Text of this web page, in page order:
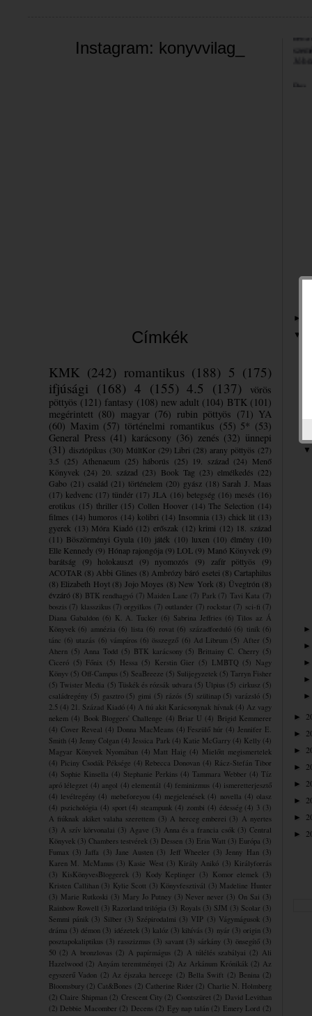
Instagram: konyvvilag_
Címkék
KMK (242) romantikus (188) 5 (175)
ifjúsági (168) 4 (155) 4.5 (137)
vörös
pöttyös (121) fantasy (108) new adult (104) BTK (101)
megérintett (80) magyar (76) rubin pöttyös (71) YA
(60) Maxim (57) történelmi romantikus (55) 5* (53)
General Press (41) karácsony (36) zenés (32) ünnepi
(31) disztópikus (30) MúltKor (29) Libri (28) arany pöttyös (27)
3.5 (25) Athenaeum (25) háborús (25) 19. század (24) Menő
Könyvek (24) 20. század (23) Book Tag (23) elmélkedés (22)
Gabo (21) család (21) történelem (20) gyász (18) Sarah J. Maas
(17) kedvenc (17) tündér (17) JLA (16) betegség (16) mesés (16)
erotikus (15) thriller (15) Collen Hoover (14) The Selection (14)
filmes (14) humoros (14) kolibri (14) Insomnia (13) chick lit (13)
gyerek (13) Móra Kiadó (12) erőszak (12) krimi (12) 18. század
(11) Böszörményi Gyula (10) játék (10) luxen (10) élmény (10)
Elle Kennedy (9) Hónap rajongója (9) LOL (9) Manó Könyvek (9)
barátság
(9) holokauszt (9) nyomozós (9) zafír pöttyös
(9)
ACOTAR (8) Abbi Glines (8) Ambrózy báró esetei (8) Cartaphilus
(8) Elizabeth Hoyt (8) Jojo Moyes (8) New York (8) Üvegtrón (8)
évzáró (8) BTK rendhagyó (7) Maiden Lane (7) Park (7) Tavi Kata (7)
boszis (7) klasszikus (7) orgyilkos (7) outlander (7) rockstar (7) sci-fi (7)
Diana Gabaldon (6) K. A. Tucker (6) Sabrina Jeffries (6) Tilos az Á
Könyvek (6) amnézia (6) lista (6) rovat (6) századforduló (6) tinik (6)
tánc (6) utazás (6) vámpíros (6) összegző (6) Ad Librum (5) After (5)
Ahern (5) Anna Todd (5) BTK karácsony (5) Brittainy C. Cherry (5)
Ciceró (5) Főnix (5) Hessa (5) Kerstin Gier (5) LMBTQ (5) Nagy
Könyv (5) Off-Campus (5) SeaBreeze (5) Sulijegyzetek (5) Tarryn Fisher
(5) Twister Media (5) Tüskék és rózsák udvara (5) Ulpius (5) cirkusz (5)
családregény (5) gasztro (5) gimi (5) rázós (5) szülinap (5) varázsló (5)
2.5 (4) 21. Század Kiadó (4) A fiú akit Karácsonynak hívnak (4) Az vagy
nekem (4) Book Bloggers' Challenge (4) Briar U (4) Brigid Kemmerer
(4) Cover Reveal (4) Donna MacMeans (4) Feszülő húr (4) Jennifer E.
Smith (4) Jenny Colgan (4) Jessica Park (4) Katie McGarry (4) Kelly (4)
Magyar Könyvek Nyomában (4) Matt Haig (4) Mielőtt megismertelek
(4) Piciny Csodák Péksége (4) Rebecca Donovan (4) Rácz-Stefán Tibor
(4) Sophie Kinsella (4) Stephanie Perkins (4) Tammara Webber (4) Tíz
apró lélegzet (4) angol (4) elementál (4) feminizmus (4) ismeretterjesztő
(4) levélregény (4) mebeforeyou (4) megjelenések (4) novella (4) olasz
(4) pszichológia (4) sport (4) steampunk (4) zombi (4) édesség (4) 3 (3)
A fiúknak akiket valaha szerettem (3) A herceg emberei (3) A nyertes
(3) A szív körvonalai (3) Agave (3) Anna és a francia csók (3) Central
Könyvek (3) Chambers testvérek (3) Dessen (3) Erin Watt (3) Európa (3)
Fumax (3) Jaffa (3) Jane Austen (3) Jeff Wheeler (3) Jenny Han (3)
Karen M. McManus (3) Kasie West (3) Király Anikó (3) Királyforrás
(3) KisKönyvesBloggerek (3) Kody Keplinger (3) Komor elemek (3)
Kristen Callihan (3) Kylie Scott (3) Könyvfesztivál (3) Madeline Hunter
(3) Marie Rutkoski (3) Mary Jo Putney (3) Never never (3) On Sai (3)
Rainbow Rowell (3) Razorland trilógia (3) Royals (3) SJM (3) Scolar (3)
Semmi pánik (3) Silber (3) Szépirodalmi (3) VIP (3) Vágymágusok (3)
dráma (3) démon (3) idézetek (3) kalóz (3) kihívás (3) nyár (3) origin (3)
posztapokaliptikus (3) rasszizmus (3) savant (3) sárkány (3) önsegítő (3)
50 (2) A bronzlovas (2) A papírmágus (2) A túlélés szabályai (2) Ali
Hazelwood (2) Anyám teremtményei (2) Az Arkánum Krónikák (2) Az
egyszerű Vadon (2) Az éjszaka hercege (2) Bella Swift (2) Benina (2)
Bloomsbury (2) Cat&Bones (2) Catherine Rider (2) Charlie N. Holmberg
(2) Claire Shipman (2) Crescent City (2) Csontszüret (2) David Levithan
(2) Debbie Macomber (2) Decens (2) Egy nap talán (2) Emery Lord (2)
Jó
►
▼
►
►
►
►
►
►
►
►